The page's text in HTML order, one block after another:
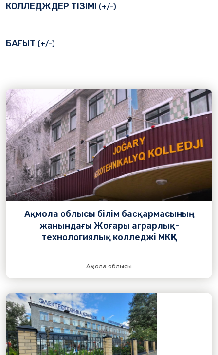
КОЛЛЕДЖДЕР ТІЗІМІ (+/-)
БАҒЫТ (+/-)
Ақмола облысы білім басқармасының
жанындағы Жоғары аграрлық-
технологиялық колледжі МКҚК
Ақмола облысы